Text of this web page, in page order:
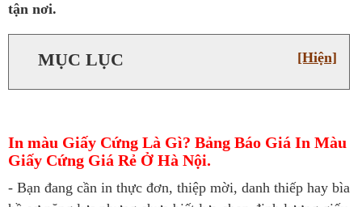
tận nơi.
[Hiện]
MỤC LỤC
In màu Giấy Cứng Là Gì? Bảng Báo Giá In Màu
Giấy Cứng Giá Rẻ Ở Hà Nội.
- Bạn đang cần in thực đơn, thiệp mời, danh thiếp hay bìa